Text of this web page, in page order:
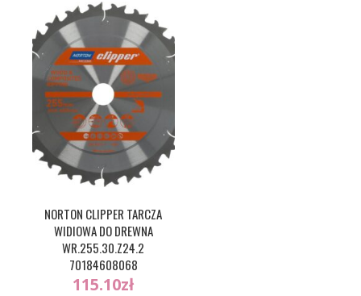
NORTON CLIPPER TARCZA
WIDIOWA DO DREWNA
WR.255.30.Z24.2
70184608068
115.10zł